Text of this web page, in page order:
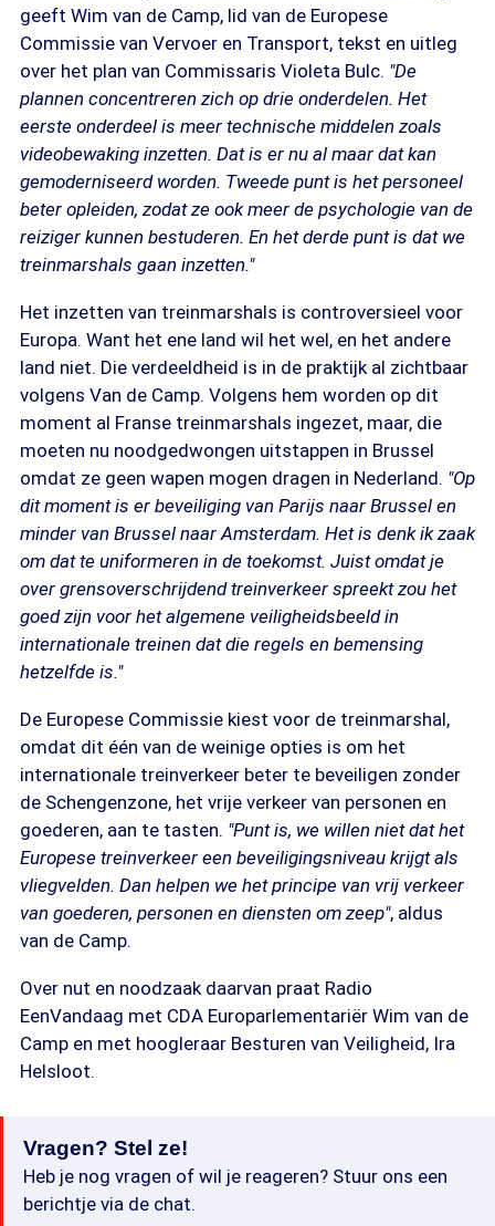
geeft Wim van de Camp, lid van de Europese
Commissie van Vervoer en Transport, tekst en uitleg
over het plan van Commissaris Violeta Bulc. "De
plannen concentreren zich op drie onderdelen. Het
eerste onderdeel is meer technische middelen zoals
videobewaking inzetten. Dat is er nu al maar dat kan
gemoderniseerd worden. Tweede punt is het personeel
beter opleiden, zodat ze ook meer de psychologie van de
reiziger kunnen bestuderen. En het derde punt is dat we
treinmarshals gaan inzetten."
Het inzetten van treinmarshals is controversieel voor
Europa. Want het ene land wil het wel, en het andere
land niet. Die verdeeldheid is in de praktijk al zichtbaar
volgens Van de Camp. Volgens hem worden op dit
moment al Franse treinmarshals ingezet, maar, die
moeten nu noodgedwongen uitstappen in Brussel
omdat ze geen wapen mogen dragen in Nederland. "Op
dit moment is er beveiliging van Parijs naar Brussel en
minder van Brussel naar Amsterdam. Het is denk ik zaak
om dat te uniformeren in de toekomst. Juist omdat je
over grensoverschrijdend treinverkeer spreekt zou het
goed zijn voor het algemene veiligheidsbeeld in
internationale treinen dat die regels en bemensing
hetzelfde is."
De Europese Commissie kiest voor de treinmarshal,
omdat dit één van de weinige opties is om het
internationale treinverkeer beter te beveiligen zonder
de Schengenzone, het vrije verkeer van personen en
goederen, aan te tasten. "Punt is, we willen niet dat het
Europese treinverkeer een beveiligingsniveau krijgt als
vliegvelden. Dan helpen we het principe van vrij verkeer
van goederen, personen en diensten om zeep", aldus
van de Camp.
Over nut en noodzaak daarvan praat Radio
EenVandaag met CDA Europarlementariër Wim van de
Camp en met hoogleraar Besturen van Veiligheid, Ira
Helsloot.
Vragen? Stel ze!
Heb je nog vragen of wil je reageren? Stuur ons een
berichtje via de chat.